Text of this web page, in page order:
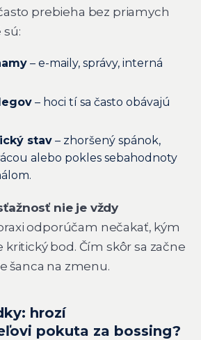
prebieha bez priamych
sú:
– e-maily, správy, interná
– hoci tí sa často obávajú
stav – zhoršený spánok,
alebo pokles sebahodnoty
nie je vždy
odporúčam nečakať, kým
kritický bod. Čím skôr sa začne
šanca na zmenu.
hrozí
pokuta za bossing?